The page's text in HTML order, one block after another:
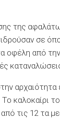
της
σε
οφέλη από
Το καλοκαίρι
τις 12 τα